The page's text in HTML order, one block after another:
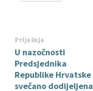
Prijašnja
U nazočnosti
Predsjednika
Republike Hrvatske
svečano dodijeljena